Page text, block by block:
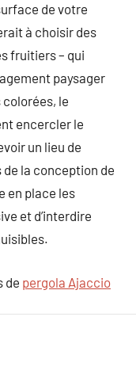
de votre
à choisir des
fruitiers – qui
paysager
le
encercler le
un lieu de
la conception de
en place les
et d’interdire
de pergola Ajaccio